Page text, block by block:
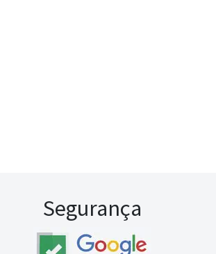
Segurança